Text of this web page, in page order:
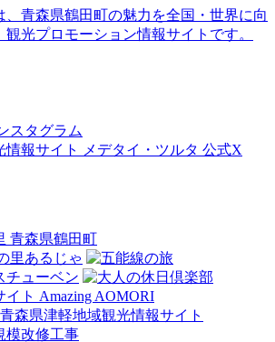
、青森県鶴田町の魅力を全国・世界に向
光プロモーション情報サイトです。